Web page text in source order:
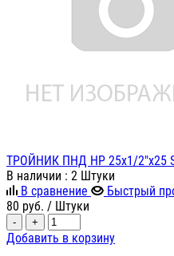
ТРОЙНИК ПНД НР 25х1/2"х25
В наличии : 2 Штуки
В сравнение
Быстрый
80 руб. / Штуки
- +
Добавить в корзину